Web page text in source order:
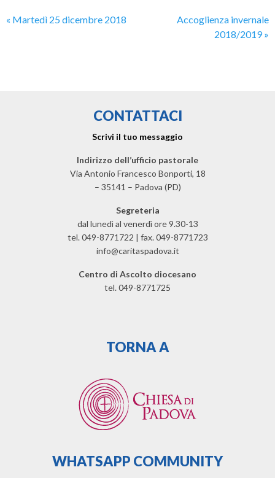
« Martedì 25 dicembre 2018
Accoglienza invernale
2018/2019»
CONTATTACI
Scrivi il tuo messaggio
Indirizzo dell’ufficio pastorale
Via Antonio Francesco Bonporti, 18
– 35141 – Padova (PD)
Segreteria
dal lunedì al venerdì ore 9.30-13
tel. 049-8771722 | fax. 049-8771723
info@caritaspadova.it
Centro di Ascolto diocesano
tel. 049-8771725
TORNA A
WHATSAPP COMMUNITY